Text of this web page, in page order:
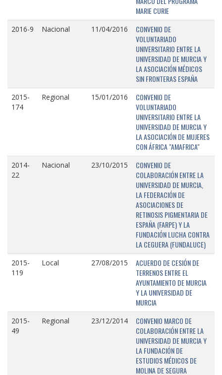
MARIE CURIE
2016-9 Nacional 11/04/2016
CONVENIO DE
VOLUNTARIADO
UNIVERSITARIO ENTRE LA
UNIVERSIDAD DE MURCIA Y
LA ASOCIACIÓN MÉDICOS
SIN FRONTERAS ESPAÑA
2015-
174
Regional 15/01/2016
CONVENIO DE
VOLUNTARIADO
UNIVERSITARIO ENTRE LA
UNIVERSIDAD DE MURCIA Y
LA ASOCIACIÓN DE MUJERES
CON ÁFRICA "AMAFRICA"
2014-
22
Nacional 23/10/2015
CONVENIO DE
COLABORACIÓN ENTRE LA
UNIVERSIDAD DE MURCIA,
LA FEDERACIÓN DE
ASOCIACIONES DE
RETINOSIS PIGMENTARIA DE
ESPAÑA (FARPE) Y LA
FUNDACIÓN LUCHA CONTRA
LA CEGUERA (FUNDALUCE)
2015-
119
Local 27/08/2015
ACUERDO DE CESIÓN DE
TERRENOS ENTRE EL
AYUNTAMIENTO DE MURCIA
Y LA UNIVERSIDAD DE
MURCIA
2015-
49
Regional 23/12/2014
CONVENIO MARCO DE
COLABORACIÓN ENTRE LA
UNIVERSIDAD DE MURCIA Y
LA FUNDACIÓN DE
ESTUDIOS MÉDICOS DE
MOLINA DE SEGURA